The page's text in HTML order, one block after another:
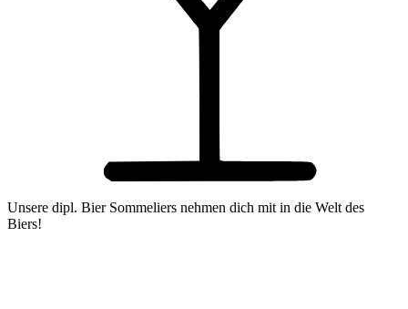
Unsere dipl. Bier Sommeliers nehmen dich mit in die Welt des
Biers!